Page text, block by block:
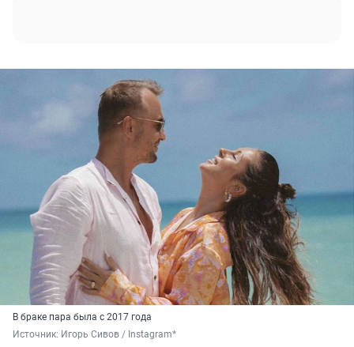
В браке пара была с 2017 года
Источник: Игорь Сивов / Instagram*